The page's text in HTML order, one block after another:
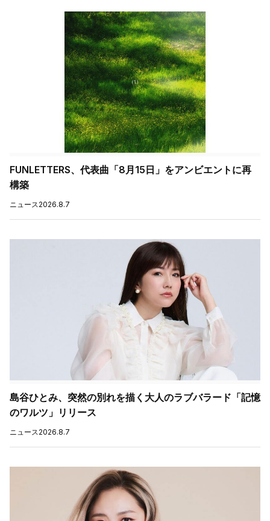
FUNLETTERS、代表曲「8月15日」をアンビエントに再
構築
ニュース2026.8.7
島谷ひとみ、突然の別れを描く大人のラブバラード「記憶
のワルツ」リリース
ニュース2026.8.7